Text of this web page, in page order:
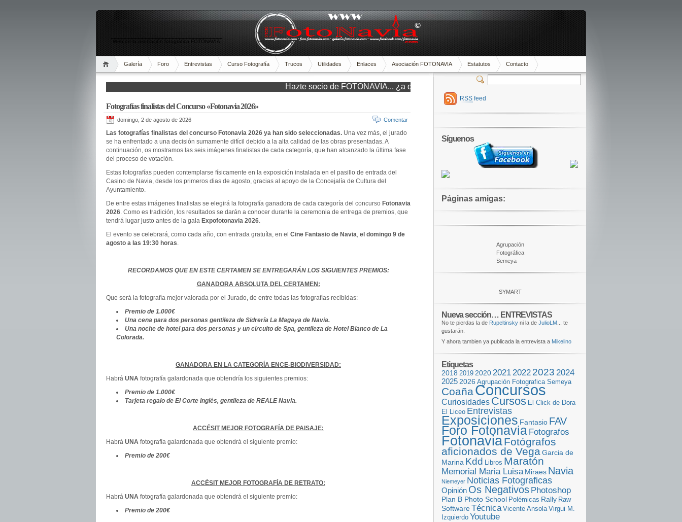
Web de la asociación fotográfica FOTONAVIA
Galería Foro Entrevistas Curso Fotografía Trucos Utilidades Enlaces Asociación FOTONAVIA Estatutos Contacto
Hazte socio de FOTONAVIA... ¿a que esperas?, contacta con nosotros en fotonavia@gmail.com !!!!!
Fotografías finalistas del Concurso «Fotonavia 2026»
domingo, 2 de agosto de 2026 Comentar
Las fotografías finalistas del concurso Fotonavia 2026 ya han sido seleccionadas. Una vez más, el jurado
se ha enfrentado a una decisión sumamente difícil debido a la alta calidad de las obras presentadas. A
continuación, os mostramos las seis imágenes finalistas de cada categoría, que han alcanzado la última fase
del proceso de votación.
Estas fotografías pueden contemplarse físicamente en la exposición instalada en el pasillo de entrada del
Casino de Navia, desde los primeros dias de agosto, gracias al apoyo de la Concejalía de Cultura del
Ayuntamiento.
De entre estas imágenes finalistas se elegirá la fotografía ganadora de cada categoría del concurso Fotonavia
2026. Como es tradición, los resultados se darán a conocer durante la ceremonia de entrega de premios, que
tendrá lugar justo antes de la gala Expofotonavia 2026.
El evento se celebrará, como cada año, con entrada gratuíta, en el Cine Fantasio de Navia, el domingo 9 de
agosto a las 19:30 horas.
RECORDAMOS QUE EN ESTE CERTAMEN SE ENTREGARÁN LOS SIGUIENTES PREMIOS:
GANADORA ABSOLUTA DEL CERTAMEN:
Que será la fotografía mejor valorada por el Jurado, de entre todas las fotografías recibidas:
Premio de 1.000€
Una cena para dos personas gentileza de Sidrería La Magaya de Navia.
Una noche de hotel para dos personas y un circuito de Spa, gentileza de Hotel Blanco de La
Colorada.
GANADORA EN LA CATEGORÍA ENCE-BIODIVERSIDAD:
Habrá UNA fotografía galardonada que obtendría los siguientes premios:
Premio de 1.000€
Tarjeta regalo de El Corte Inglés, gentileza de REALE Navia.
ACCÉSIT MEJOR FOTOGRAFÍA DE PAISAJE:
Habrá UNA fotografía galardonada que obtendrá el siguiente premio:
Premio de 200€
ACCÉSIT MEJOR FOTOGRAFÍA DE RETRATO:
Habrá UNA fotografía galardonada que obtendrá el siguiente premio:
Premio de 200€
RSS feed
Síguenos
Páginas amigas:
Agrupación
Fotográfica
Semeya
SYMART
Nueva sección… ENTREVISTAS
No te pierdas la de Rupeltinsky ni la de JulioLM ... te
gustarán.
Y ahora tambien ya publicada la entrevista a Mikelino
Etiquetas
2018 2019 202020212022 2023 2024
2025 2026 Agrupación Fotografica Semeya
CoañaConcursos
Curiosidades Cursos El Click de Dora
El Liceo Entrevistas
Exposiciones Fantasio FAV
Foro Fotonavia Fotografos
FotonaviaFotógrafos
aficionados de VegaGarcia de
Marina Kdd Libros Maratón
Memorial Maria Luisa Miraes Navia
Niemeyer Noticias Fotograficas
Opinión Os Negativos Photoshop
Plan B Photo School Polémicas Rally Raw
SoftwareTécnica Vicente Ansola Virgui M.
Izquierdo Youtube